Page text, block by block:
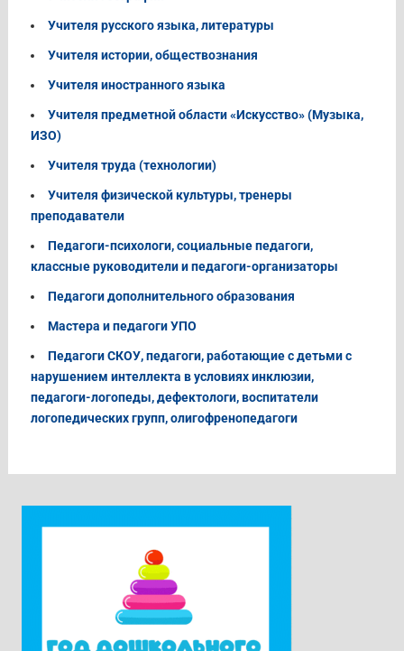
Учителя русского языка, литературы
Учителя истории, обществознания
Учителя иностранного языка
Учителя предметной области «Искусство» (Музыка,
ИЗО)
Учителя труда (технологии)
Учителя физической культуры, тренеры
преподаватели
Педагоги-психологи, социальные педагоги,
классные руководители и педагоги-организаторы
Педагоги дополнительного образования
Мастера и педагоги УПО
Педагоги СКОУ, педагоги, работающие с детьми с
нарушением интеллекта в условиях инклюзии,
педагоги-логопеды, дефектологи, воспитатели
логопедических групп, олигофренопедагоги